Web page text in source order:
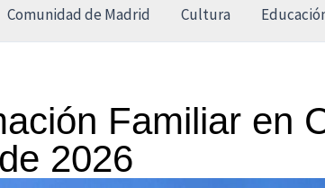
Comunidad de Madrid Cultura
Familiar en
2026